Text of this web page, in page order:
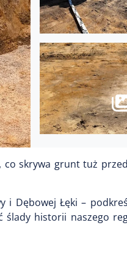
co skrywa grunt tuż
i Dębowej Łęki –
ślady historii naszego